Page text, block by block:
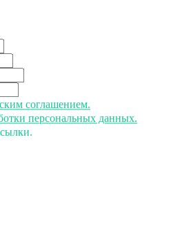
соглашением.
персональных данных.